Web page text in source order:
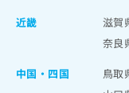
近畿
滋賀
奈良
中国・四国
鳥取